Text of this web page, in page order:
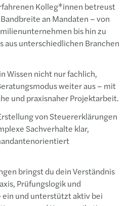
Kolleg*innen betreust
an Mandaten – von
bis hin zu
aus unterschiedlichen Branchen
Wissen nicht nur fachlich,
weiter aus – mit
und praxisnaher Projektarbeit.
von Steuererklärungen
Sachverhalte klar,
bringst du dein Verständnis
Prüfungslogik und
ein und unterstützt aktiv bei